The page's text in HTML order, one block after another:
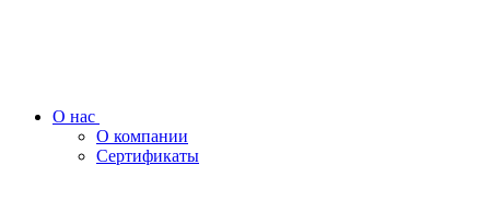
О нас
О компании
Сертификаты